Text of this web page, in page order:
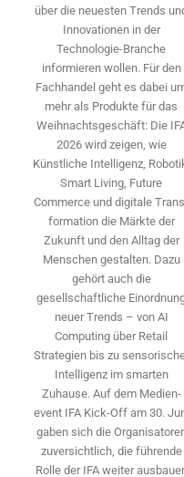
über die neuesten Trends
Innovationen in der
Technologie-­Branche
informieren wollen. Für den
Fachhandel geht es dabei
mehr als Produkte für das
Weihnachtsgeschäft: Die
2026 wird ­zeigen, wie
Künstliche Intelligenz,
Smart Living, Future
Commerce und digitale
formation die Märkte der
Zukunft und den Alltag der
Menschen gestalten. Dazu
gehört auch die
gesellschaftliche
neuer Trends – von AI
Computing über Retail
Strategien bis zu
Intelligenz im smarten
Zuhause. Auf dem Medien­
event IFA Kick-Off am 30.
gaben sich die
zuversichtlich, die führende
Rolle der IFA weiter